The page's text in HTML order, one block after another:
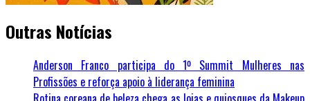
Outras Notícias
Anderson Franco participa do 1º Summit Mulheres nas
Profissões e reforça apoio à liderança feminina